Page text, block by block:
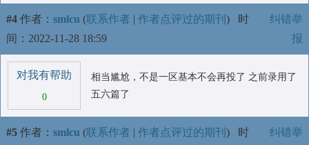
#4 作者： smlcu (联系作者 | 作者点评过的期刊 ) 时
间：2022-11-28 18:59
纠错举
报
对我有帮助
0
相当尴尬，不是一区基本不会再投了 之前录用了
五六篇了
#5 作者： smlcu (联系作者 | 作者点评过的期刊 ) 时
纠错举